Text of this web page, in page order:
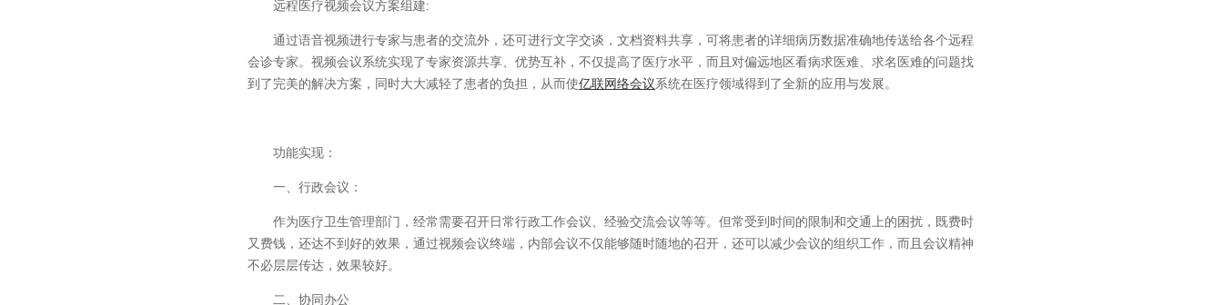
远程医疗视频会议方案组建:
通过语音视频进行专家与患者的交流外，还可进行文字交谈，文档资料共享，可将患者的详细病历数据准确地传送给各个远程
会诊专家。视频会议系统实现了专家资源共享、优势互补，不仅提高了医疗水平，而且对偏远地区看病求医难、求名医难的问题找
到了完美的解决方案，同时大大减轻了患者的负担，从而使亿联网络会议系统在医疗领域得到了全新的应用与发展。
功能实现：
一、行政会议：
作为医疗卫生管理部门，经常需要召开日常行政工作会议、经验交流会议等等。但常受到时间的限制和交通上的困扰，既费时
又费钱，还达不到好的效果，通过视频会议终端，内部会议不仅能够随时随地的召开，还可以减少会议的组织工作，而且会议精神
不必层层传达，效果较好。
二、协同办公